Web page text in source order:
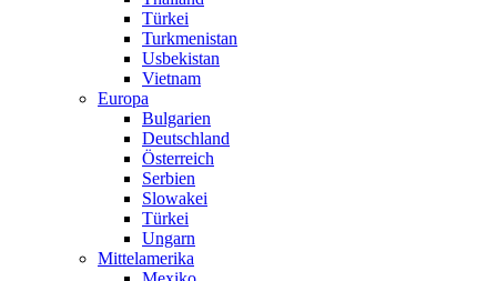
Türkei
Turkmenistan
Usbekistan
Vietnam
Europa
Bulgarien
Deutschland
Österreich
Serbien
Slowakei
Türkei
Ungarn
Mittelamerika